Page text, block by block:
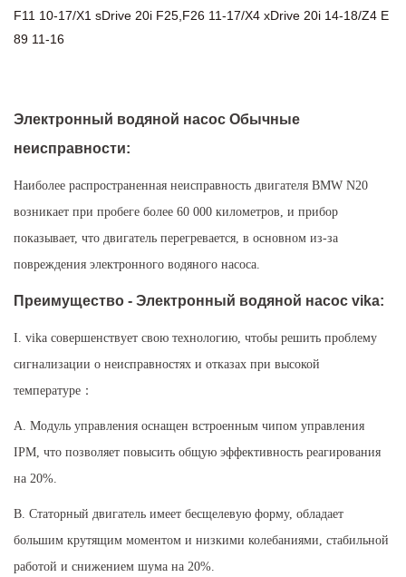
F11 10-17/X1 sDrive 20i F25,F26 11-17/X4 xDrive 20i 14-18/Z4 E
89 11-16
Электронный водяной насос Обычные
неисправности:
Наиболее распространенная неисправность двигателя BMW N20
возникает при пробеге более 60 000 километров, и прибор
показывает, что двигатель перегревается, в основном из-за
повреждения электронного водяного насоса.
Преимущество - Электронный водяной насос vika:
I. vika совершенствует свою технологию, чтобы решить проблему
сигнализации о неисправностях и отказах при высокой
температуре：
A. Модуль управления оснащен встроенным чипом управления
IPM, что позволяет повысить общую эффективность реагирования
на 20%.
B. Статорный двигатель имеет бесщелевую форму, обладает
большим крутящим моментом и низкими колебаниями, стабильной
работой и снижением шума на 20%.